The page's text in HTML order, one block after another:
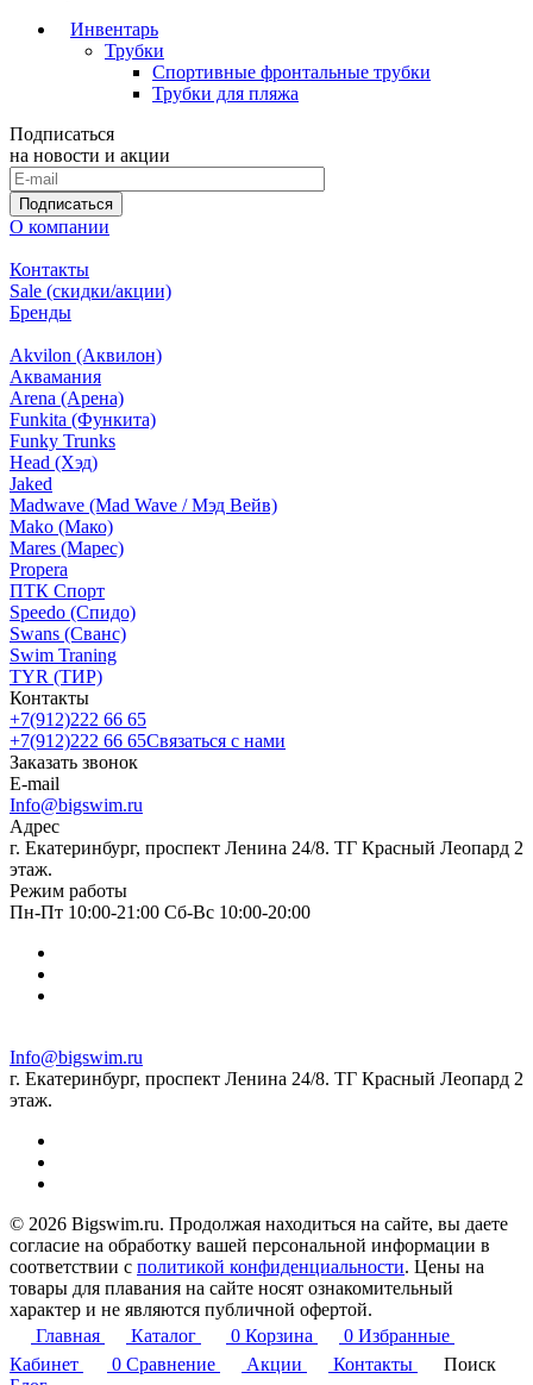
Инвентарь
Трубки
Спортивные фронтальные трубки
Трубки для пляжа
Подписаться
на новости и акции
Подписаться
О компании
Контакты
Sale (скидки/акции)
Бренды
Akvilon (Аквилон)
Аквамания
Arena (Арена)
Funkita (Функита)
Funky Trunks
Head (Хэд)
Jaked
Madwave (Mad Wave / Мэд Вейв)
Mako (Мако)
Mares (Марес)
Propera
ПТК Спорт
Speedo (Спидо)
Swans (Сванс)
Swim Traning
TYR (ТИР)
Контакты
+7(912)222 66 65
+7(912)222 66 65Связаться с нами
Заказать звонок
E-mail
Info@bigswim.ru
Адрес
г. Екатеринбург, проспект Ленина 24/8. ТГ Красный Леопард 2
этаж.
Режим работы
Пн-Пт 10:00-21:00 Сб-Вс 10:00-20:00
Info@bigswim.ru
г. Екатеринбург, проспект Ленина 24/8. ТГ Красный Леопард 2
этаж.
© 2026 Bigswim.ru. Продолжая находиться на сайте, вы даете
согласие на обработку вашей персональной информации в
соответствии с политикой конфиденциальности. Цены на
товары для плавания на сайте носят ознакомительный
характер и не являются публичной офертой.
Главная
Каталог 0 Корзина 0 Избранные
Кабинет
0 Сравнение Акции Контакты
Поиск